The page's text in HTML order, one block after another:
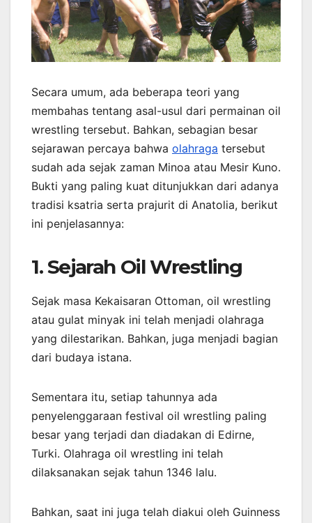
Secara umum, ada beberapa teori yang
membahas tentang asal-usul dari permainan oil
wrestling tersebut. Bahkan, sebagian besar
sejarawan percaya bahwa olahraga tersebut
sudah ada sejak zaman Minoa atau Mesir Kuno.
Bukti yang paling kuat ditunjukkan dari adanya
tradisi ksatria serta prajurit di Anatolia, berikut
ini penjelasannya:
1. Sejarah Oil Wrestling
Sejak masa Kekaisaran Ottoman, oil wrestling
atau gulat minyak ini telah menjadi olahraga
yang dilestarikan. Bahkan, juga menjadi bagian
dari budaya istana.
Sementara itu, setiap tahunnya ada
penyelenggaraan festival oil wrestling paling
besar yang terjadi dan diadakan di Edirne,
Turki. Olahraga oil wrestling ini telah
dilaksanakan sejak tahun 1346 lalu.
Bahkan, saat ini juga telah diakui oleh Guinness